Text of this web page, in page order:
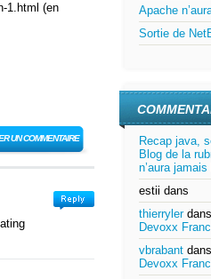
1.html (en
UN COMMENTAIRE
Apache
Sortie de
Recap java,
Blog de la
n’aura
estii dans
thierrylerdans
Devoxx
vbrabant dans
Devoxx